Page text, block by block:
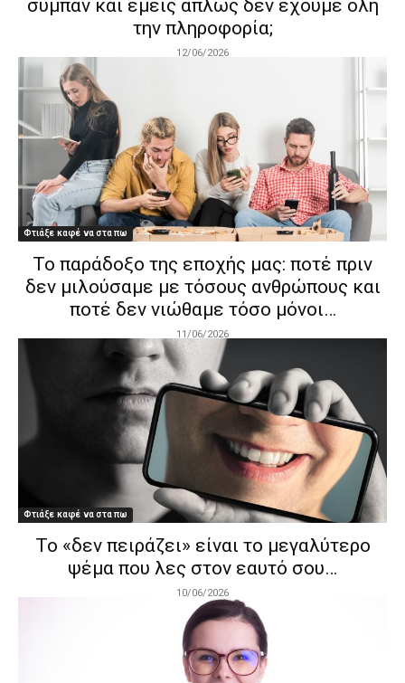
σύμπαν και εμείς απλώς δεν έχουμε όλη
την πληροφορία;
12/06/2026
Φτιάξε καφέ να στα πω
Το παράδοξο της εποχής μας: ποτέ πριν
δεν μιλούσαμε με τόσους ανθρώπους και
ποτέ δεν νιώθαμε τόσο μόνοι…
11/06/2026
Φτιάξε καφέ να στα πω
Το «δεν πειράζει» είναι το μεγαλύτερο
ψέμα που λες στον εαυτό σου…
10/06/2026